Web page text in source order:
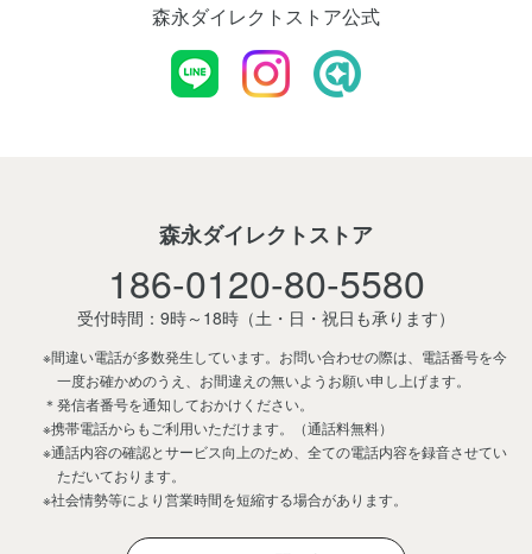
森永ダイレクトストア公式
森永ダイレクトストア
186-0120-80-5580
受付時間：9時～18時 （土・日・祝日も承ります）
※間違い電話が多数発生しています。お問い合わせの際は、電話番号を今
一度お確かめのうえ、お間違えの無いようお願い申し上げます。
＊発信者番号を通知しておかけください。
※携帯電話からもご利用いただけます。（通話料無料）
※通話内容の確認とサービス向上のため、全ての電話内容を録音させてい
ただいております。
※社会情勢等により営業時間を短縮する場合があります。